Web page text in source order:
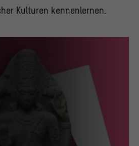
Kulturen kennenlernen.